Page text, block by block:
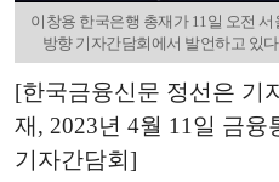
이창용 한국은행 총재가 11일 오전
방향 기자간담회에서 발언하고 있
[한국금융신문 정선은 기
재, 2023년 4월 11일 금
기자간담회]